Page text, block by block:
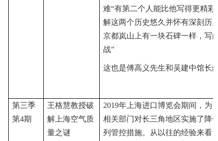
难“有第二个人能比他写得更精
解这两个历史悠久并怀有深刻历
京都岚山上有一块石碑一样，写
战”
这也是傅高义先生和吴建中馆长
第三季
第4期
王格慧教授破
解上海空气质
量之谜
2019年上海进口博览会期间，为
相关部门对长三角地区实施了降
列管控措施。从以往的经验来看